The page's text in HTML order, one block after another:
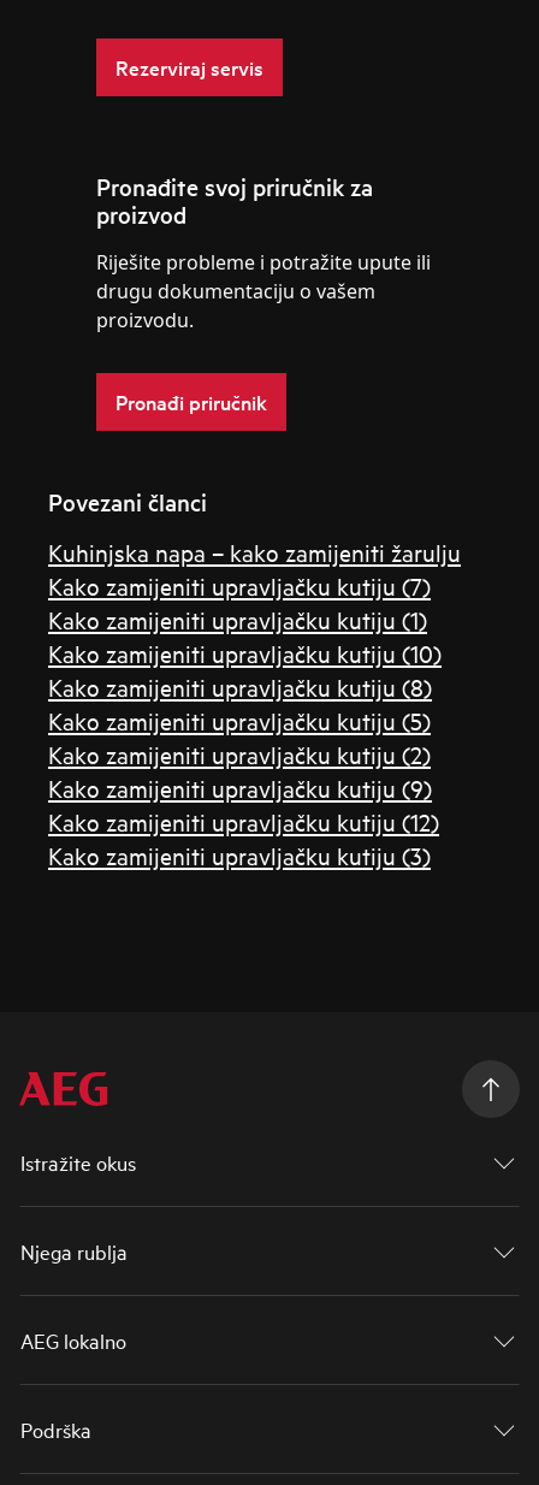
Rezerviraj servis
Pronađite svoj priručnik za
proizvod
Riješite probleme i potražite upute ili
drugu dokumentaciju o vašem
proizvodu.
Pronađi priručnik
Povezani članci
Kuhinjska napa – kako zamijeniti žarulju
Kako zamijeniti upravljačku kutiju (7)
Kako zamijeniti upravljačku kutiju (1)
Kako zamijeniti upravljačku kutiju (10)
Kako zamijeniti upravljačku kutiju (8)
Kako zamijeniti upravljačku kutiju (5)
Kako zamijeniti upravljačku kutiju (2)
Kako zamijeniti upravljačku kutiju (9)
Kako zamijeniti upravljačku kutiju (12)
Kako zamijeniti upravljačku kutiju (3)
Istražite okus
Njega rublja
AEG lokalno
Podrška